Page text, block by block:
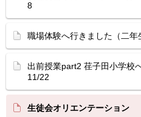
8
職場体験へ行きました（二
出前授業part2 荏子田小学校
11/22
生徒会オリエンテーション